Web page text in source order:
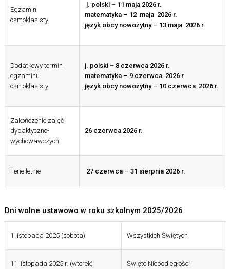
Egzamin
ósmoklasisty
j. polski– 11 maja 2026 r.
matematyka – 12 maja 2026 r.
język obcy nowożytny – 13 maja 2026 r.
Dodatkowy termin
egzaminu
ósmoklasisty
j. polski– 8 czerwca 2026 r.
matematyka – 9 czerwca 2026 r.
język obcy nowożytny – 10 czerwca 2026 r.
Zakończenie zajęć
dydaktyczno-
wychowawczych
26 czerwca 2026 r.
Ferie letnie 27 czerwca – 31 sierpnia 2026 r.
Dni wolne ustawowo w roku szkolnym 2025/2026
1 listopada 2025 (sobota) Wszystkich Świętych
11 listopada 2025 r. (wtorek) Święto Niepodległości